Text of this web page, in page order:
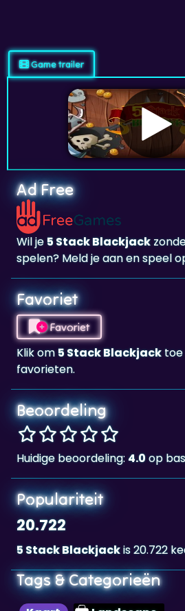
Ad Free
Wil je 5 Stack Blackjack
spelen? Meld je aan en speel op
Favoriet
Favoriet
Klik om5 Stack Blackjack
favorieten.
Beoordeling
Huidige beoordeling:
Populariteit
20.722
5 Stack Blackjack
Tags & Categorieën
Kaart Landscape